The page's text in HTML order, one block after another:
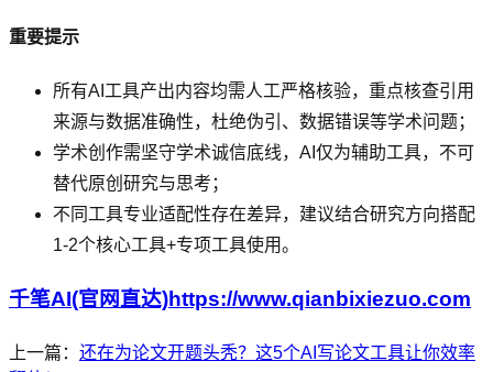
重要提示
所有AI工具产出内容均需人工严格核验，重点核查引用
来源与数据准确性，杜绝伪引、数据错误等学术问题；
学术创作需坚守学术诚信底线，AI仅为辅助工具，不可
替代原创研究与思考；
不同工具专业适配性存在差异，建议结合研究方向搭配
1-2个核心工具+专项工具使用。
千笔AI(官网直达)https://www.qianbixiezuo.com
上一篇： 还在为论文开题头秃？这5个AI写论文工具让你效率